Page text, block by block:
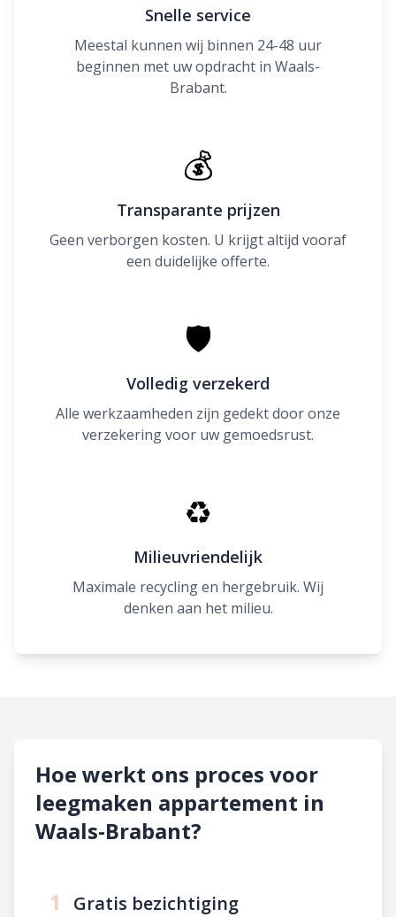
Snelle service
Meestal kunnen wij binnen 24-48 uur
beginnen met uw opdracht in Waals-
Brabant.
💰
Transparante prijzen
Geen verborgen kosten. U krijgt altijd vooraf
een duidelijke offerte.
🛡
Volledig verzekerd
Alle werkzaamheden zijn gedekt door onze
verzekering voor uw gemoedsrust.
♻
Milieuvriendelijk
Maximale recycling en hergebruik. Wij
denken aan het milieu.
Hoe werkt ons proces voor
leegmaken appartement in
Waals-Brabant?
1 Gratis bezichtiging